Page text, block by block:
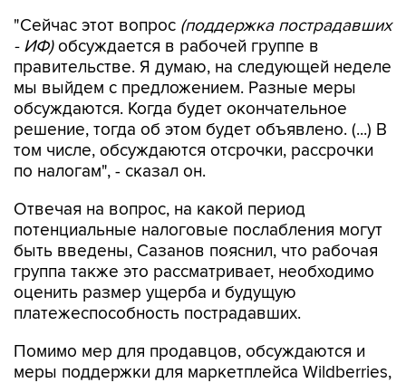
"Сейчас этот вопрос (поддержка пострадавших
- ИФ)обсуждается в рабочей группе в
правительстве. Я думаю, на следующей неделе
мы выйдем с предложением. Разные меры
обсуждаются. Когда будет окончательное
решение, тогда об этом будет объявлено. (...) В
том числе, обсуждаются отсрочки, рассрочки
по налогам", - сказал он.
Отвечая на вопрос, на какой период
потенциальные налоговые послабления могут
быть введены, Сазанов пояснил, что рабочая
группа также это рассматривает, необходимо
оценить размер ущерба и будущую
платежеспособность пострадавших.
Помимо мер для продавцов, обсуждаются и
меры поддержки для маркетплейса Wildberries,